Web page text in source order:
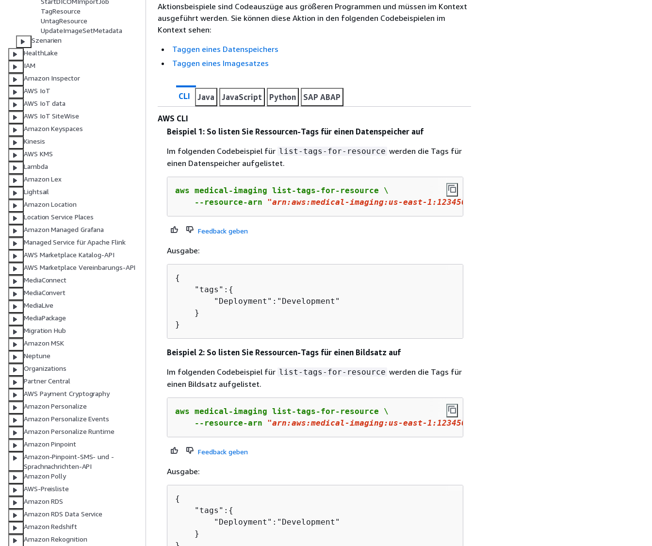
TagResource
UntagResource
UpdateImageSetMetadata
Szenarien
HealthLake
IAM
Amazon Inspector
AWS IoT
AWS IoT data
AWS IoT SiteWise
Amazon Keyspaces
Kinesis
AWS KMS
Lambda
Amazon Lex
Lightsail
Amazon Location
Location Service Places
Amazon Managed Grafana
Managed Service für Apache Flink
AWS Marketplace Katalog-API
AWS Marketplace Vereinbarungs-API
MediaConnect
MediaConvert
MediaLive
MediaPackage
Migration Hub
Amazon MSK
Neptune
Organizations
Partner Central
AWS Payment Cryptography
Amazon Personalize
Amazon Personalize Events
Amazon Personalize Runtime
Amazon Pinpoint
Amazon-Pinpoint-SMS- und -
Sprachnachrichten-API
Amazon Polly
AWS-Preisliste
Amazon RDS
Amazon RDS Data Service
Amazon Redshift
Amazon Rekognition
Aktionsbeispiele sind Codeauszüge aus größeren Programmen und müssen im Kontext
ausgeführt werden. Sie können diese Aktion in den folgenden Codebeispielen im
Kontext sehen:
Taggen eines Datenspeichers
Taggen eines Imagesatzes
CLI Java JavaScript Python SAP ABAP
AWS CLI
Beispiel 1: So listen Sie Ressourcen-Tags für einen Datenspeicher auf
Im folgenden Codebeispiel für list-tags-for-resource werden die Tags für
einen Datenspeicher aufgelistet.
aws medical-imaging list-tags-for-resource \
    --resource-arn
"arn:aws:medical-imaging:us-east-1:123456789012:datastore/
Feedback geben
Ausgabe:
{
    "tags":
{
        "Deployment":"Development"
    }
}
Beispiel 2: So listen Sie Ressourcen-Tags für einen Bildsatz auf
Im folgenden Codebeispiel für list-tags-for-resource werden die Tags für
einen Bildsatz aufgelistet.
aws medical-imaging list-tags-for-resource \
    --resource-arn
"arn:aws:medical-imaging:us-east-1:123456789012:datastore/
Feedback geben
Ausgabe:
{
    "tags":
{
        "Deployment":"Development"
    }